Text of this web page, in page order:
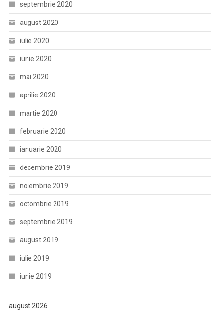
septembrie 2020
august 2020
iulie 2020
iunie 2020
mai 2020
aprilie 2020
martie 2020
februarie 2020
ianuarie 2020
decembrie 2019
noiembrie 2019
octombrie 2019
septembrie 2019
august 2019
iulie 2019
iunie 2019
august 2026